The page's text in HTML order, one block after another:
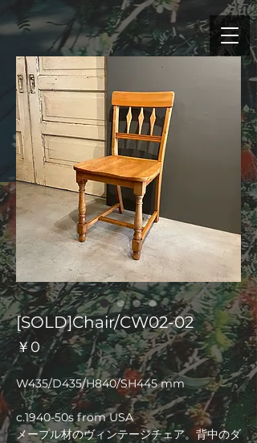
[SOLD]Chair/CW02-02
￥0価
格
W435/D435/H840/SH445 mm
c.1940-50s from USA
メープル材のヴィンテージチェア。背中のダ